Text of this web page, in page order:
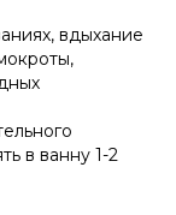
вдыхание
в ванну 1-2